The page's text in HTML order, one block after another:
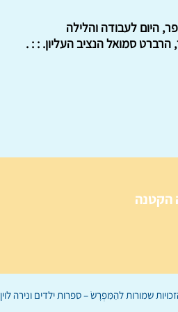
היום לעבודה והלילה
סמואל הנציב העליון. : : .
הקטנה
הַמִּפְרָשׂ – ספרות ילדים ונירה לוין